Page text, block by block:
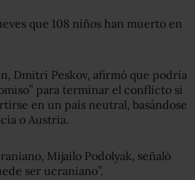
que 108 niños han muerto en
Dmitri Peskov, afirmó que podría
para terminar el conflicto si
en un país neutral, basándose
o Austria.
Mijailo Podolyak, señaló
ser ucraniano”.